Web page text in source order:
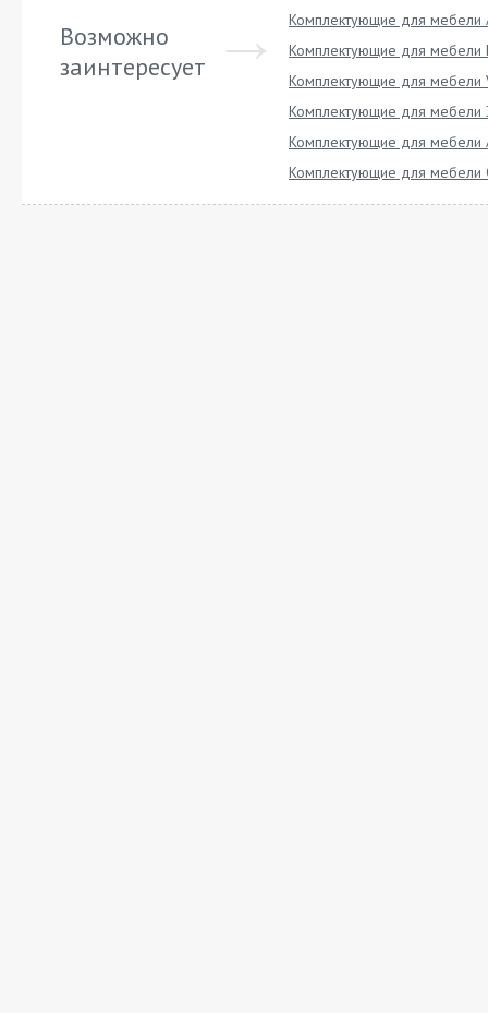
Возможно
заинтересует
Комплектующие для мебели
Комплектующие для мебели
Комплектующие для мебели
Комплектующие для мебели
Комплектующие для мебели
Комплектующие для мебели